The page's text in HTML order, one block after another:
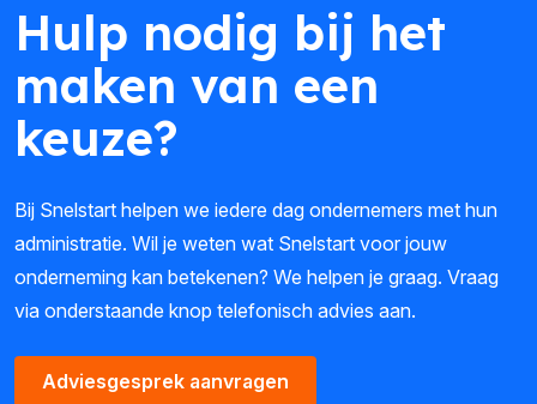
Hulp nodig bij het
maken van een
keuze?
Bij Snelstart helpen we iedere dag ondernemers met hun
administratie. Wil je weten wat Snelstart voor jouw
onderneming kan betekenen? We helpen je graag. Vraag
via onderstaande knop telefonisch advies aan.
Adviesgesprek aanvragen